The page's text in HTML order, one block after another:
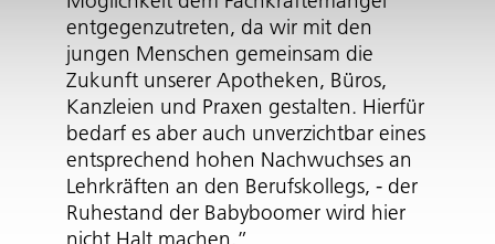
entge­gen­zu­treten, da wir mit den
jungen Menschen gemeinsam die
Zukunft unserer Apotheken, Büros,
Kanzleien und Praxen gestalten. Hierfür
bedarf es aber auch unverzichtbar eines
entsprechend hohen Nachwuchses an
Lehrkräften an den Berufskollegs, - der
Ruhestand der Babyboomer wird hier
nicht Halt machen.”